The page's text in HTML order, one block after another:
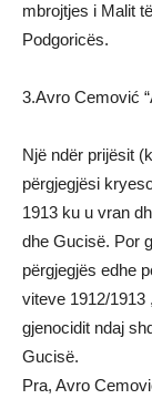
mbrojtjes i Malit
Podgoricës.
3.Avro Cemović
Një ndër prijësit
përgjegjësi
1913 ku u vran
dhe Gucisë. Por
përgjegjës edhe
viteve 1912/1913
gjenocidit ndaj
Gucisë.
Pra, Avro